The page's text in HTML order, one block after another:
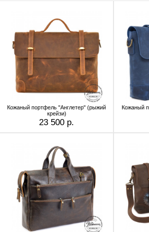
Кожаный портфель "Англетер" (рыжий
крейзи)
23 500 р.
Кожаный